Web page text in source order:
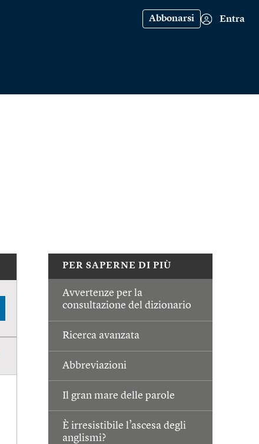
Abbonarsi Entra
PER SAPERNE DI PIÙ
Avvertenze per la
consultazione del dizionario
Ricerca avanzata
Abbreviazioni
Il gran mare delle parole
È irresistibile l’ascesa degli
anglismi?